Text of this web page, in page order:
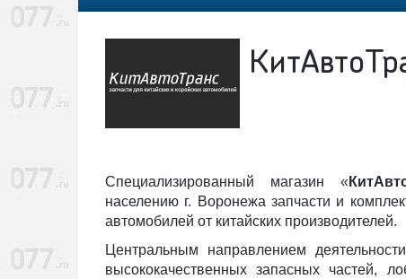
Специализированный магазин «
населению г. Воронежа запчасти и
автомобилей от китайских производителей.
Центральным направлением
высококачественных запасных частей,